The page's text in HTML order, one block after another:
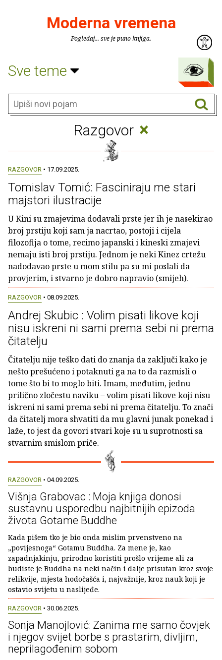
Moderna vremena
Pogledaj... sve je puno knjiga.
Sve teme
Razgovor ×
RAZGOVOR • 17.09.2025.
Tomislav Tomić: Fasciniraju me stari
majstori ilustracije
U Kini su zmajevima dodavali prste jer ih je nasekirao
broj prstiju koji sam ja nacrtao, postoji i cijela
filozofija o tome, recimo japanski i kineski zmajevi
nemaju isti broj prstiju. Jednom je neki Kinez crtežu
nadodavao prste u mom stilu pa su mi poslali da
provjerim, i stvarno je dobro napravio (smijeh).
RAZGOVOR • 08.09.2025.
Andrej Skubic : Volim pisati likove koji
nisu iskreni ni sami prema sebi ni prema
čitatelju
Čitatelju nije teško dati do znanja da zaključi kako je
nešto prešućeno i potaknuti ga na to da razmisli o
tome što bi to moglo biti. Imam, međutim, jednu
prilično zločestu naviku – volim pisati likove koji nisu
iskreni ni sami prema sebi ni prema čitatelju. To znači
da čitatelj mora shvatiti da mu glavni junak ponekad i
laže, to jest da govori stvari koje su u suprotnosti sa
stvarnim smislom priče.
RAZGOVOR • 04.09.2025.
Višnja Grabovac : Moja knjiga donosi
sustavnu usporedbu najbitnijih epizoda
života Gotame Buddhe
Kada pišem tko je bio onda mislim prvenstveno na
„povijesnoga“ Gotamu Buddha. Za mene je, kao
zapadnjakinju, prirodno koristiti prošlo vrijeme ali za
budiste je Buddha na neki način i dalje prisutan kroz svoje
relikvije, mjesta hodočašća i, najvažnije, kroz nauk koji je
ostavio svijetu u naslijeđe.
RAZGOVOR • 30.06.2025.
Sonja Manojlović: Zanima me samo čovjek
i njegov svijet borbe s prastarim, divljim,
neprilagođenim sobom